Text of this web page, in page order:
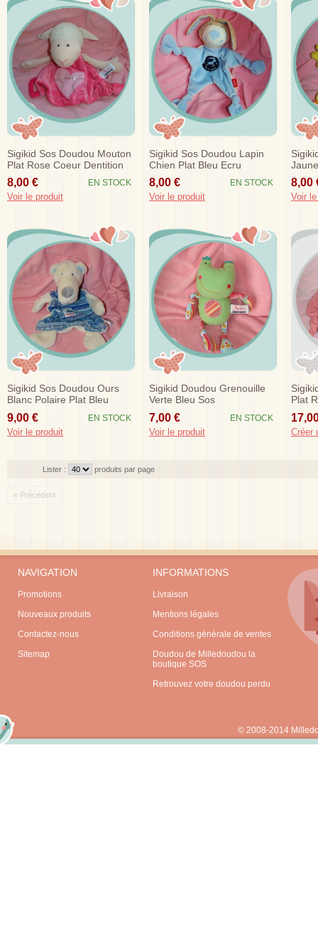
Sigikid Sos Doudou Mouton
Plat Rose Coeur Dentition
8,00 € EN STOCK
Voir le produit
Sigikid Sos Doudou Lapin
Chien Plat Bleu Ecru
Capicorne
8,00 € EN STOCK
Voir le produit
8,00
Voir
Sigikid Sos Doudou Ours
Blanc Polaire Plat Bleu
9,00 € EN STOCK
Voir le produit
Sigikid Doudou Grenouille
Verte Bleu Sos
7,00 € EN STOCK
Voir le produit
Plat
Créer
Lister : produits par page
« Précédent
NAVIGATION
Promotions
Nouveaux produits
Contactez-nous
Sitemap
INFORMATIONS
Livraison
Mentions légales
Conditions générale de ventes
Doudou de Milledoudou la
boutique SOS
Retrouvez votre doudou perdu
© 2008-2014